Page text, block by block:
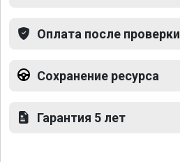
Оплата после проверки
Сохранение ресурса
Гарантия 5 лет